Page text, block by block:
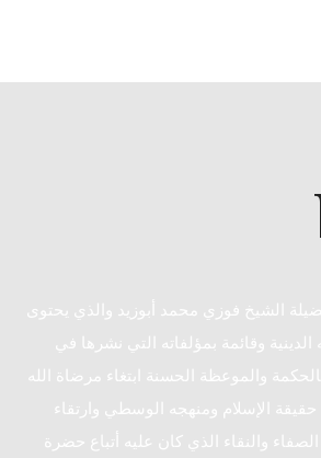
الشيخ فوزي محمد أبوزيد والذي يحتوى
وقائمة بمؤلفاته التي نشرها في
والموعظة الحسنة ابتغاء مرضاة الله
حقيقة الإسلام ومنهجه الوسطي وارتقاء
والنقاء الذي كان عليه أتباع حضرة